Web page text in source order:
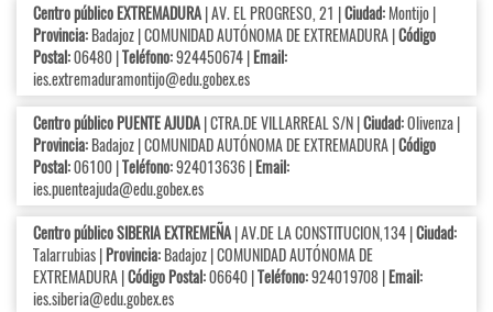
Centro público EXTREMADURA| AV. EL PROGRESO, 21 |Ciudad:Montijo |
Provincia:Badajoz | COMUNIDAD AUTÓNOMA DE EXTREMADURA |Código
Postal:06480 |Teléfono:924450674 |Email:
ies.extremaduramontijo@edu.gobex.es
Centro público PUENTE AJUDA| CTRA.DE VILLARREAL S/N |Ciudad:Olivenza |
Provincia:Badajoz | COMUNIDAD AUTÓNOMA DE EXTREMADURA |Código
Postal:06100 |Teléfono:924013636 |Email:
ies.puenteajuda@edu.gobex.es
Centro público SIBERIA EXTREMEÑA| AV.DE LA CONSTITUCION,134 |Ciudad:
Talarrubias |Provincia:Badajoz | COMUNIDAD AUTÓNOMA DE
EXTREMADURA |Código Postal:06640 |Teléfono:924019708 |Email:
ies.siberia@edu.gobex.es